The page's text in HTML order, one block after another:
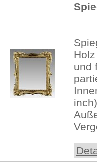
und
inch)